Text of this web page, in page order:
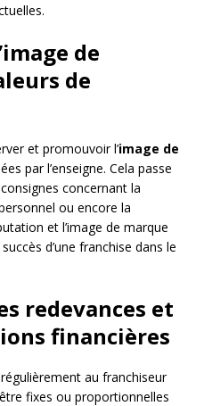
de
de
et promouvoir l’image de
par l’enseigne. Cela passe
concernant la
ou encore la
et l’image de marque
d’une franchise dans le
redevances et
financières
au franchiseur
fixes ou proportionnelles